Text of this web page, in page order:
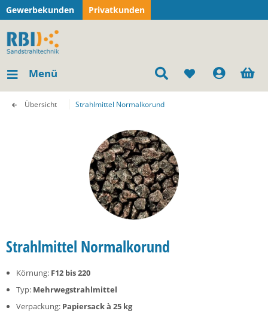
Gewerbekunden Privatkunden
Menü
Übersicht Strahlmittel Normalkorund
Strahlmittel Normalkorund
Körnung: F12 bis 220
Typ: Mehrwegstrahlmittel
Verpackung: Papiersack à 25 kg